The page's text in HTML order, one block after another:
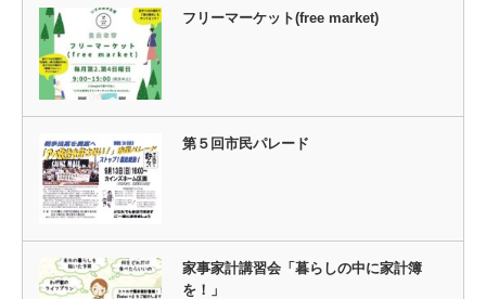
フリーマーケット(free market)
第５回市民パレード
家事家計講習会「暮らしの中に家計簿
を！」